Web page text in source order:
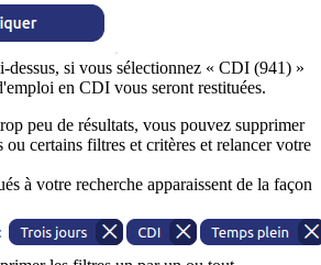
dessus, si vous sélectionnez « CDI (941) »
en CDI vous seront restituées.
peu de résultats, vous pouvez supprimer
ou certains filtres et critères et relancer votre
à votre recherche apparaissent de la façon